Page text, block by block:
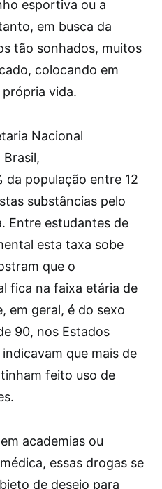
esportiva ou a
em busca da
tão sonhados, muitos
colocando em
vida.
Nacional
da população entre 12
substâncias pelo
Entre estudantes de
esta taxa sobe
que o
fica na faixa etária de
em geral, é do sexo
90, nos Estados
que mais de
feito uso de
academias ou
essas drogas se
de desejo para